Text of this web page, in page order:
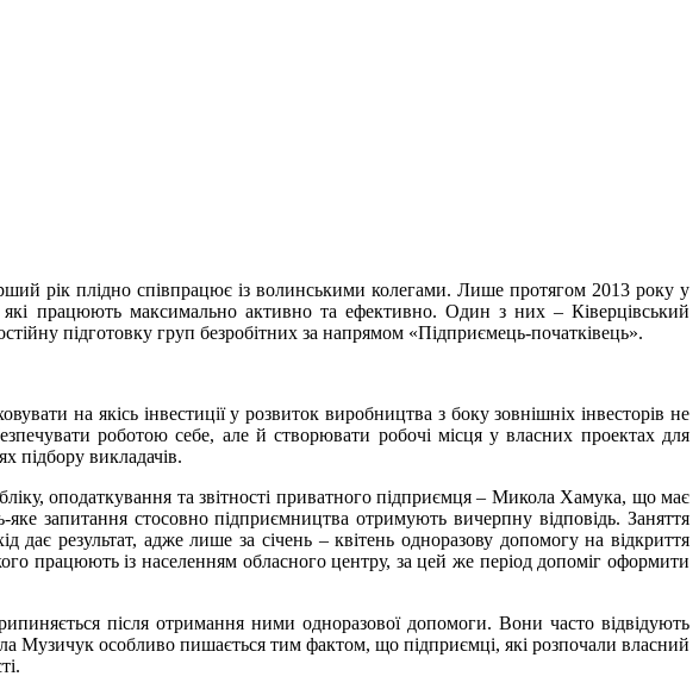
рік плідно співпрацює із волинськими колегами. Лише протягом 2013 року у
працюють максимально активно та ефективно. Один з них – Ківерцівський
підготовку груп безробітних за напрямом «Підприємець-початківець».
на якісь інвестиції у розвиток виробництва з боку зовнішніх інвесторів не
роботою себе, але й створювати робочі місця у власних проектах для
підбору викладачів.
оподаткування та звітності приватного підприємця – Микола Хамука, що має
запитання стосовно підприємництва отримують вичерпну відповідь. Заняття
результат, адже лише за січень – квітень одноразову допомогу на відкриття
працюють із населенням обласного центру, за цей же період допоміг оформити
після отримання ними одноразової допомоги. Вони часто відвідують
Музичук особливо пишається тим фактом, що підприємці, які розпочали власний